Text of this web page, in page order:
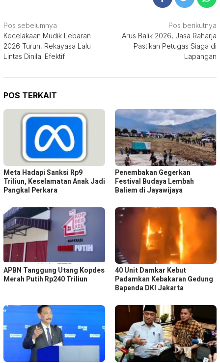
Navigasi
pos
Pos sebelumnya
Kecelakaan Mudik Lebaran
2026 Turun, Rekayasa Lalu
Lintas Dinilai Efektif
Pos berikutnya
Arus Balik 2026, Jasa Raharja
Pastikan Petugas Siaga di
Lapangan
POS TERKAIT
Meta Hadapi Sanksi Rp9
Triliun, Keselamatan Anak Jadi
Pangkal Perkara
Penembakan Gegerkan
Festival Budaya Lembah
Baliem di Jayawijaya
APBN Tanggung Utang Kopdes
Merah Putih Rp240 Triliun
40 Unit Damkar Kebut
Padamkan Kebakaran Gedung
Bapenda DKI Jakarta